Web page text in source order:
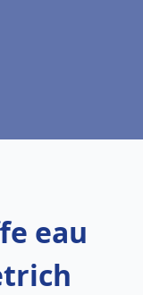
eau